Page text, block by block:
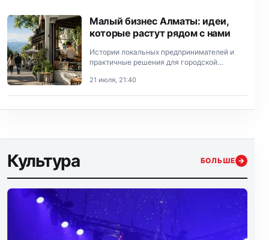
Малый бизнес Алматы: идеи,
которые растут рядом с нами
Истории локальных предпринимателей и
практичные решения для городской
21 июля, 21:40
Культура БОЛЬШЕ →